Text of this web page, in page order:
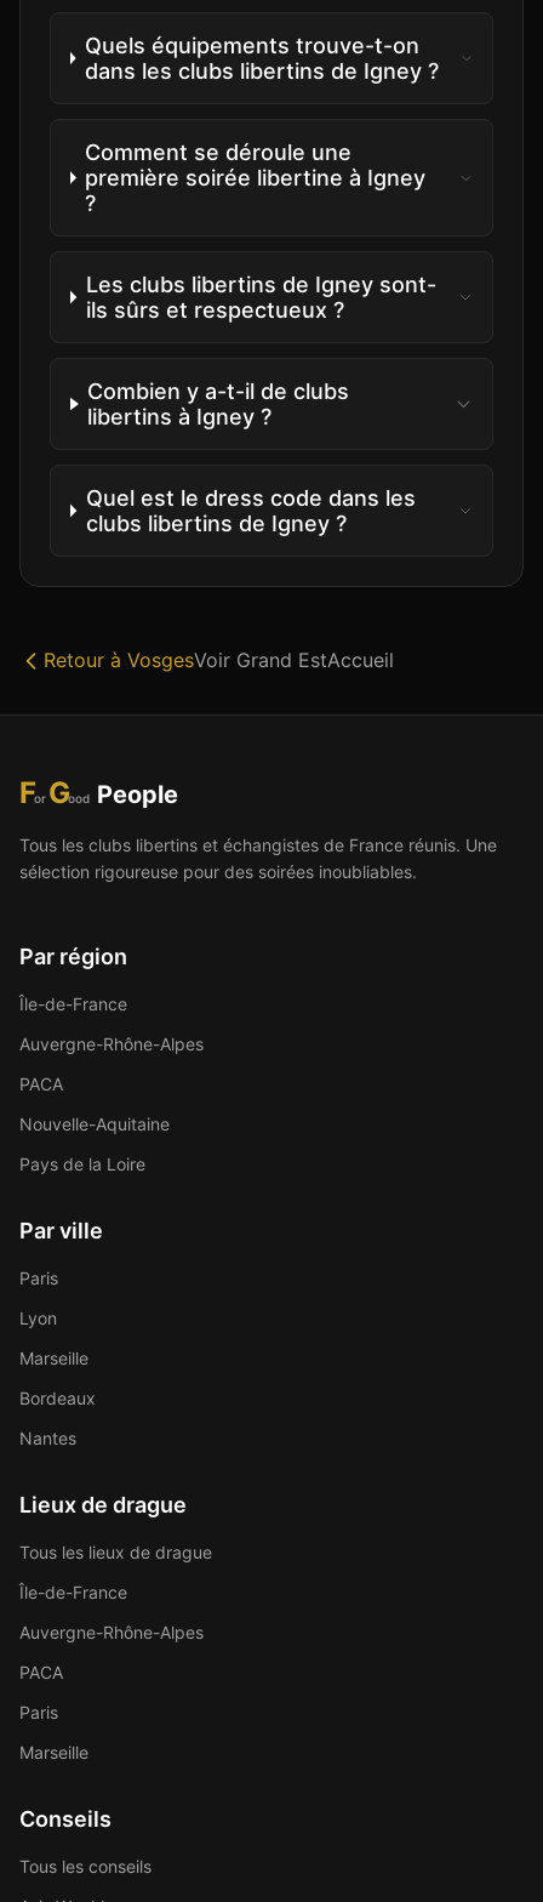
Quels équipements trouve-t-on
dans les clubs libertins de Igney ?
Comment se déroule une
première soirée libertine à Igney
?
Les clubs libertins de Igney sont-
ils sûrs et respectueux ?
Combien y a-t-il de clubs
libertins à Igney ?
Quel est le dress code dans les
clubs libertins de Igney ?
Retour à VosgesVoir Grand EstAccueil
For Good People
Tous les clubs libertins et échangistes de France réunis. Une
sélection rigoureuse pour des soirées inoubliables.
Par région
Île-de-France
Auvergne-Rhône-Alpes
PACA
Nouvelle-Aquitaine
Pays de la Loire
Par ville
Paris
Lyon
Marseille
Bordeaux
Nantes
Lieux de drague
Tous les lieux de drague
Île-de-France
Auvergne-Rhône-Alpes
PACA
Paris
Marseille
Conseils
Tous les conseils